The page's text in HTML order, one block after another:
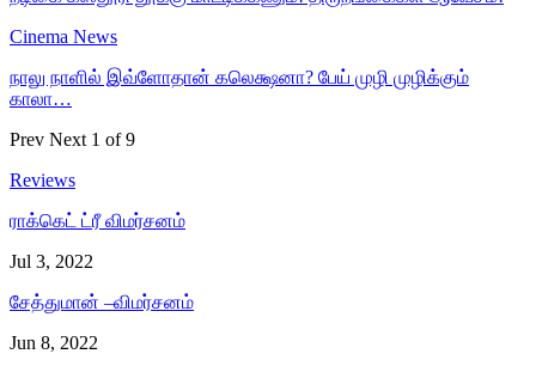
Cinema News
நாலு நாளில் இவ்ளோதான் கலெக்ஷனா? பேய் முழி முழிக்கும்
காலா…
Prev Next 1 of 9
Reviews
ராக்கெட் ட்ரீ விமர்சனம்
Jul 3, 2022
சேத்துமான் –விமர்சனம்
Jun 8, 2022